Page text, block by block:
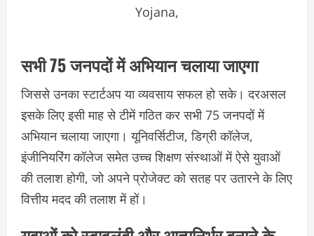
Yojana,
सभी 75 जनपदों में अभियान चलाया जाएगा
जिससे उनका स्टार्टअप या व्यवसाय सफल हो सके। दरअसल
इसके लिए इसी माह से टीमें गठित कर सभी 75 जनपदों में
अभियान चलाया जाएगा। यूनिवर्सिटीज, डिग्री कॉलेज,
इंजीनियरिंग कॉलेज समेत उच्च शिक्षण संस्थाओं में ऐसे युवाओं
की तलाश होगी, जो अपने प्रोजेक्ट को सतह पर उतारने के लिए
वित्तीय मदद की तलाश में हों।